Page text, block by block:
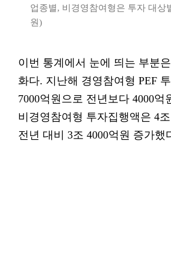
업종별, 비경영참여형은 투자 대상
원)
이번 통계에서 눈에 띄는 부분
화다. 지난해 경영참여형 PEF
7000억원으로 전년보다 4000억
비경영참여형 투자집행액은 4
전년 대비 3조 4000억원 증가했